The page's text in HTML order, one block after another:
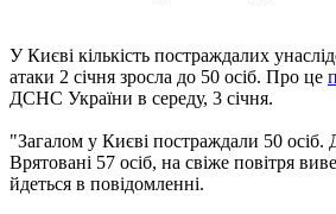
У Києві кількість постраждалих
атаки 2 січня зросла до 50 осіб. Про це
ДСНС України в середу, 3 січня.
"Загалом у Києві постраждали 50 осіб.
Врятовані 57 осіб, на свіже повітря
йдеться в повідомленні.